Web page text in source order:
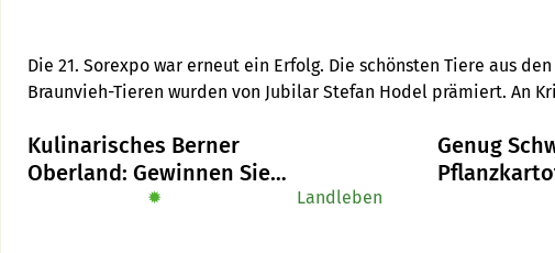
Die 21. Sorexpo war erneut ein Erfolg. Die schönsten Tiere aus
Braunvieh-Tieren wurden von Jubilar Stefan Hodel prämiert. An
verkörpert.»
Kulinarisches Berner
Oberland: Gewinnen Sie
das Buch «Alpe-Chuchi»
✹ Landleben
Genug